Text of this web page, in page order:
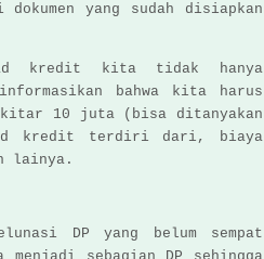
dokumen yang sudah disiapkan
kredit kita tidak hanya
bahwa kita harus
10 juta (bisa ditanyakan
kredit terdiri dari, biaya
lainya.
DP yang belum sempat